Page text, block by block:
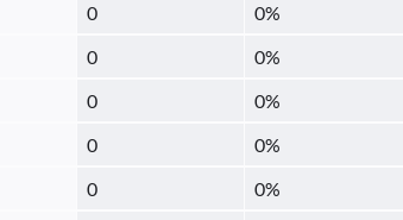
0 0%
0 0%
0 0%
0 0%
0 0%